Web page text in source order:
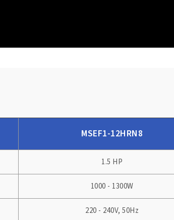
MSEF1-12HRN8
1.5 HP
1000 - 1300W
220 - 240V, 50Hz